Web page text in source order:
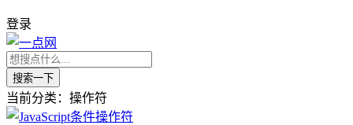
登录
搜索一下
当前分类：操作符